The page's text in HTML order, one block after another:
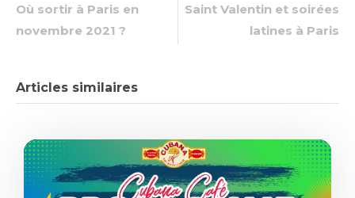
Où sortir à Paris en
novembre 2021 ?
Saint Valentin et soirées
latines à Paris
Articles similaires